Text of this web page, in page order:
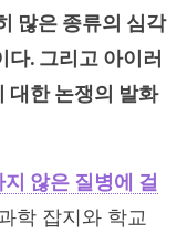
많은 종류의 심각
. 그리고 아이러
대한 논쟁의 발화
않은 질병에 걸
학 잡지와 학교